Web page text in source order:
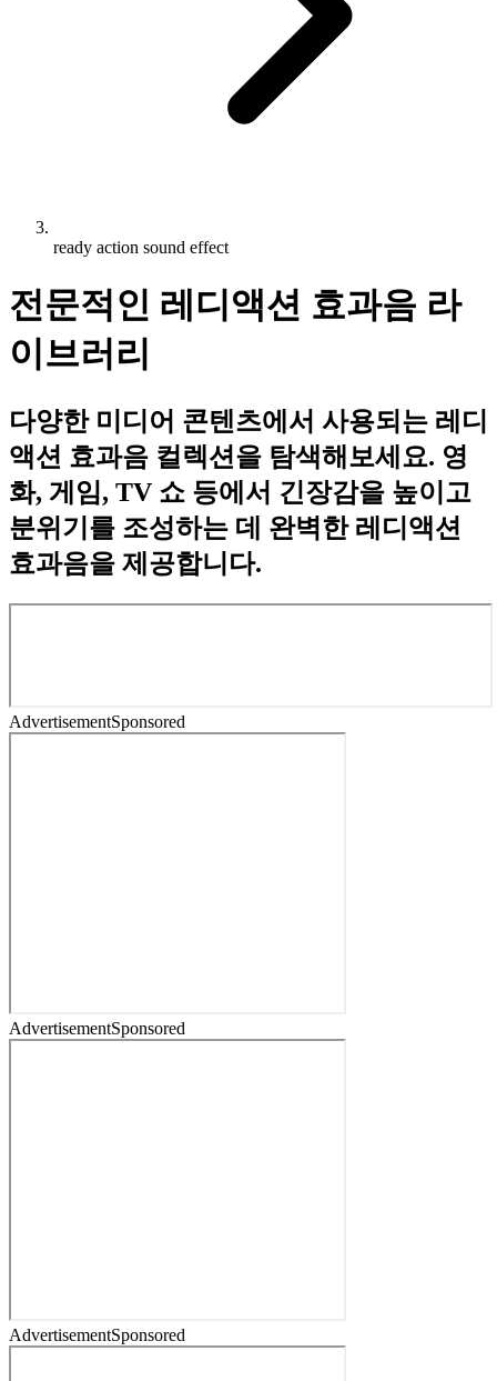
ready action sound effect
전문적인 레디액션 효과음 라
이브러리
다양한 미디어 콘텐츠에서 사용되는 레디
액션 효과음 컬렉션을 탐색해보세요. 영
화, 게임, TV 쇼 등에서 긴장감을 높이고
분위기를 조성하는 데 완벽한 레디액션
효과음을 제공합니다.
AdvertisementSponsored
AdvertisementSponsored
AdvertisementSponsored